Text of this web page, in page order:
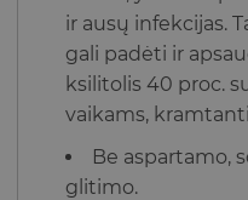
ir ausų infekcijas.
gali padėti ir
ksilitolis 40 proc.
vaikams,
Be aspartamo,
glitimo.